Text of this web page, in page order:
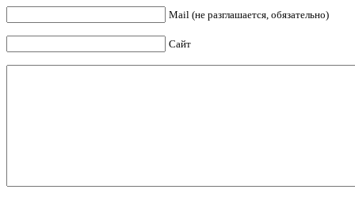
Mail (не разглашается, обязательно)
Сайт